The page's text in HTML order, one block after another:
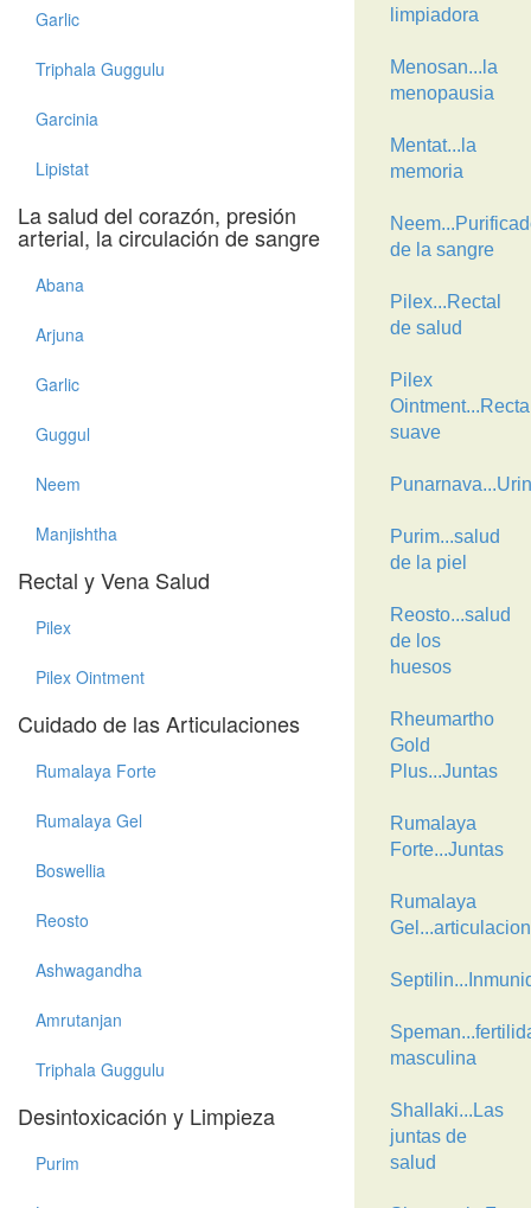
Garlic
Triphala Guggulu
Garcinia
Lipistat
La salud del corazón, presión
arterial, la circulación de sangre
Abana
Arjuna
Garlic
Guggul
Neem
Manjishtha
Rectal y Vena Salud
Pilex
Pilex Ointment
Cuidado de las Articulaciones
Rumalaya Forte
Rumalaya Gel
Boswellia
Reosto
Ashwagandha
Amrutanjan
Triphala Guggulu
Desintoxicación y Limpieza
Purim
limpiadora
Menosan...la
menopausia
Mentat...la
memoria
de la sangre
Pilex...Rectal
de salud
Pilex
suave
Purim...salud
de la piel
Reosto...salud
de los
huesos
Rheumartho
Gold
Plus...Juntas
Rumalaya
Forte...Juntas
Rumalaya
masculina
Shallaki...Las
juntas de
salud